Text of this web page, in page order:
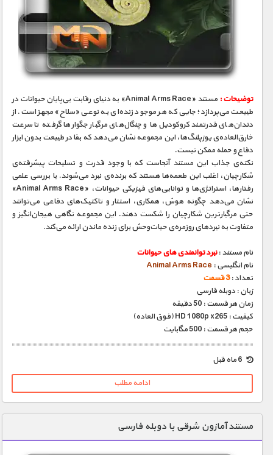
توضیحات :
مستند «Animal Arms Race» به دنیای رقابت بی‌پایان حیوانات در
طبیعت می‌پردازد؛ جایی که هر موجود زنده‌ای به نوعی «سلاح» مجهز است. از
دندان‌های قدرتمند کروکودیل‌ها و چنگال‌های مرگبار جگوارها گرفته تا سرعت
خارق‌العاده‌ی یوزپلنگ‌ها، این مجموعه نشان می‌دهد که بقا در طبیعت بدون ابزار
دفاع و حمله ممکن نیست.
نکته‌ی جذاب این مستند آنجاست که با وجود قدرت و تسلیحات پیشرفته‌ی
شکارچیان، اغلب این طعمه‌ها هستند که برنده‌ی نبرد می‌شوند. با بررسی علمی
رفتارها، استراتژی‌ها و توانایی‌های فیزیکی حیوانات، «Animal Arms Race»
نشان می‌دهد چگونه هوش، همکاری، استتار و تاکتیک‌های دفاعی می‌توانند
حتی مرگبارترین شکارچیان را شکست دهند. این مجموعه نگاهی هیجان‌انگیز و
متفاوت به نبردهای روزمره‌ی حیات‌وحش برای زنده ماندن ارائه می‌کند.
نام مستند :نبرد توانمندی های حیوانات
نام انگلیسی : Animal Arms Race
تعداد :3 قسمت
زبان : دوبله فارسی
زمان هر قسمت : 50 دقیقه
کیفیت : HD 1080p x265 (فوق العاده)
حجم هر قسمت : 500 مگابایت
ادامه مطلب
مستند آمازون شرقی با دوبله فارسی